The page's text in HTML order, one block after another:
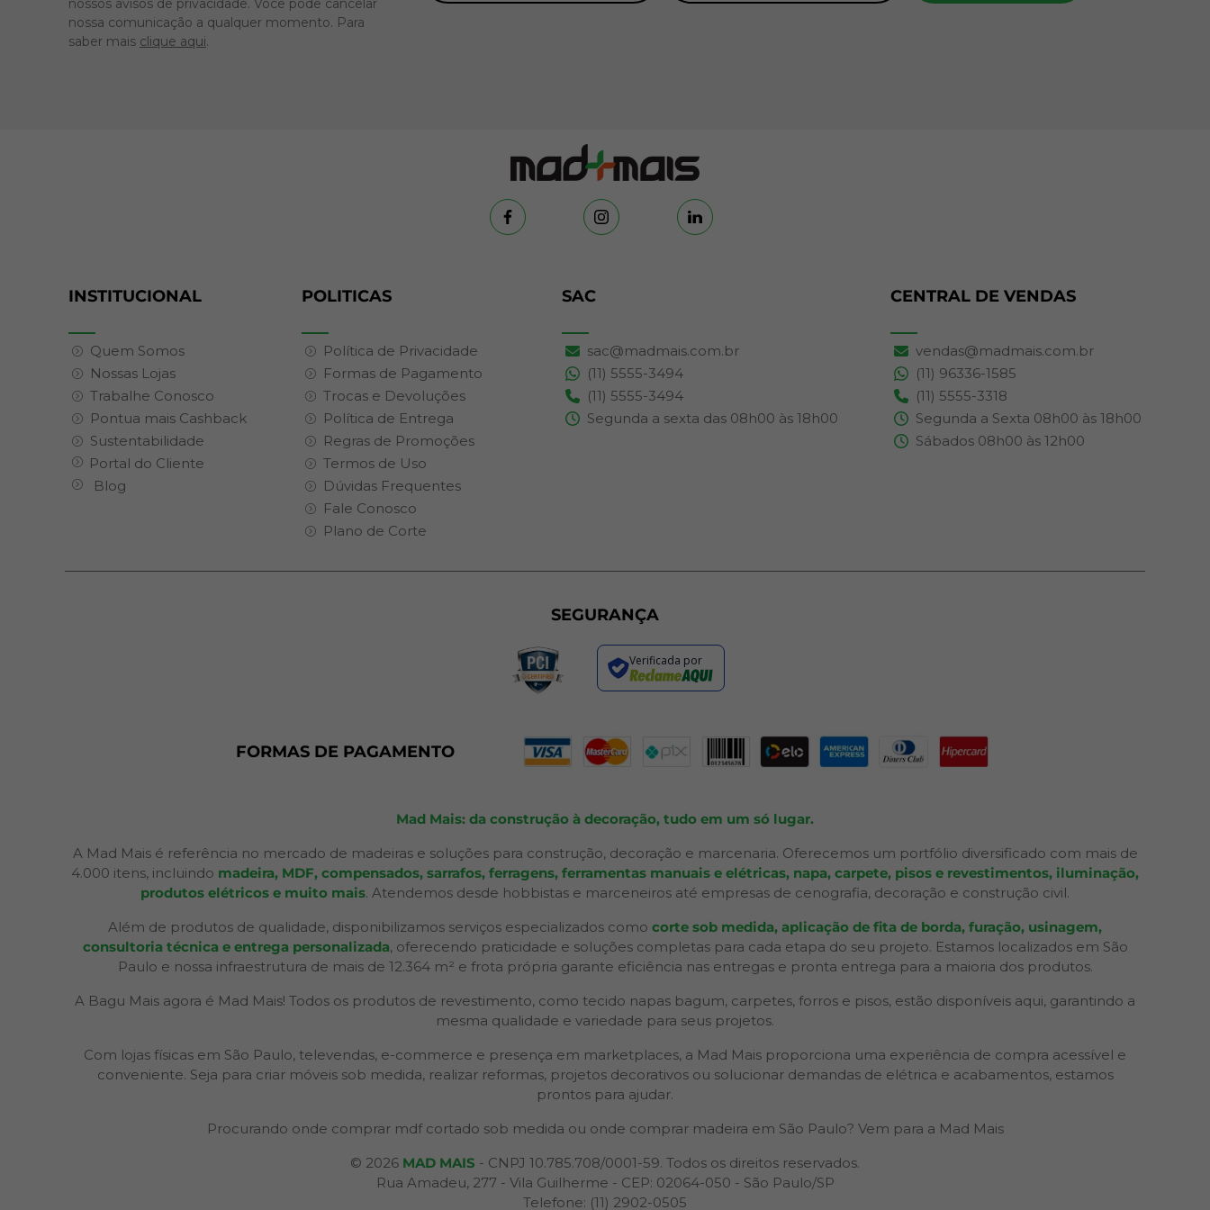
nossos avisos de privacidade. Você pode cancelar
nossa comunicação a qualquer momento. Para
saber mais clique aqui.
INSTITUCIONAL
Quem Somos
Nossas Lojas
Trabalhe Conosco
Pontua mais Cashback
Sustentabilidade
Portal do Cliente
Blog
POLITICAS
Política de Privacidade
Formas de Pagamento
Trocas e Devoluções
Política de Entrega
Regras de Promoções
Termos de Uso
Dúvidas Frequentes
Fale Conosco
Plano de Corte
SAC
sac@madmais.com.br
(11) 5555-3494
(11) 5555-3494
Segunda a sexta das 08h00 às 18h00
CENTRAL DE VENDAS
vendas@madmais.com.br
(11) 96336-1585
(11) 5555-3318
Segunda a Sexta 08h00 às 18h00
Sábados 08h00 às 12h00
SEGURANÇA
Verificada por
FORMAS DE PAGAMENTO
Mad Mais: da construção à decoração, tudo em um só lugar.
A Mad Mais é referência no mercado de madeiras e soluções para construção, decoração e marcenaria. Oferecemos um portfólio diversificado com mais de
4.000 itens, incluindo madeira, MDF, compensados, sarrafos, ferragens, ferramentas manuais e elétricas, napa, carpete, pisos e revestimentos, iluminação,
produtos elétricos e muito mais. Atendemos desde hobbistas e marceneiros até empresas de cenografia, decoração e construção civil.
Além de produtos de qualidade, disponibilizamos serviços especializados como corte sob medida, aplicação de fita de borda, furação, usinagem,
consultoria técnica e entrega personalizada, oferecendo praticidade e soluções completas para cada etapa do seu projeto. Estamos localizados em São
Paulo e nossa infraestrutura de mais de 12.364 m² e frota própria garante eficiência nas entregas e pronta entrega para a maioria dos produtos.
A Bagu Mais agora é Mad Mais! Todos os produtos de revestimento, como tecido napas bagum, carpetes, forros e pisos, estão disponíveis aqui, garantindo a
mesma qualidade e variedade para seus projetos.
Com lojas físicas em São Paulo, televendas, e-commerce e presença em marketplaces, a Mad Mais proporciona uma experiência de compra acessível e
conveniente. Seja para criar móveis sob medida, realizar reformas, projetos decorativos ou solucionar demandas de elétrica e acabamentos, estamos
prontos para ajudar.
Procurando onde comprar mdf cortado sob medida ou onde comprar madeira em São Paulo? Vem para a Mad Mais
© 2026 MAD MAIS - CNPJ 10.785.708/0001-59. Todos os direitos reservados.
Rua Amadeu, 277 - Vila Guilherme - CEP: 02064-050 - São Paulo/SP
Telefone: (11) 2902-0505